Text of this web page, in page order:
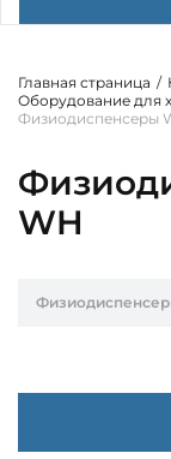
Главная страница /
Оборудование для
Физиодиспенсеры
WH